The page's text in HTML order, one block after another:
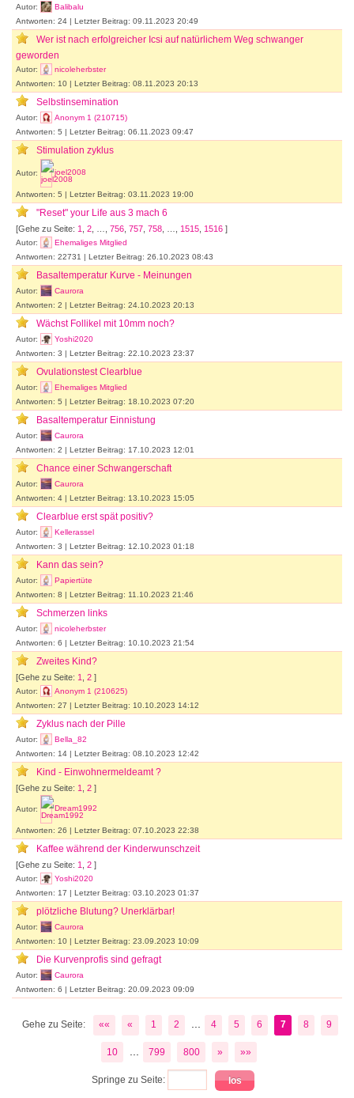
Autor:
Balibalu
Antworten: 24 | Letzter Beitrag: 09.11.2023 20:49
Wer ist nach erfolgreicher Icsi auf natürlichem Weg schwanger
geworden
Autor:
nicoleherbster
Antworten: 10 | Letzter Beitrag: 08.11.2023 20:13
Selbstinsemination
Autor:
Anonym 1 (210715)
Antworten: 5 | Letzter Beitrag: 06.11.2023 09:47
Stimulation zyklus
Autor: joel2008
Antworten: 5 | Letzter Beitrag: 03.11.2023 19:00
"Reset" your Life aus 3 mach 6
[Gehe zu Seite: 1 2 756 757 758 1515 1516 ]
Autor:
Ehemaliges Mitglied
Antworten: 22731 | Letzter Beitrag: 26.10.2023 08:43
Basaltemperatur Kurve - Meinungen
Autor:
Caurora
Antworten: 2 | Letzter Beitrag: 24.10.2023 20:13
Wächst Follikel mit 10mm noch?
Autor:
Yoshi2020
Antworten: 3 | Letzter Beitrag: 22.10.2023 23:37
Ovulationstest Clearblue
Autor:
Ehemaliges Mitglied
Antworten: 5 | Letzter Beitrag: 18.10.2023 07:20
Basaltemperatur Einnistung
Autor:
Caurora
Antworten: 2 | Letzter Beitrag: 17.10.2023 12:01
Chance einer Schwangerschaft
Autor:
Caurora
Antworten: 4 | Letzter Beitrag: 13.10.2023 15:05
Clearblue erst spät positiv?
Autor:
Kellerassel
Antworten: 3 | Letzter Beitrag: 12.10.2023 01:18
Kann das sein?
Autor:
Papiertüte
Antworten: 8 | Letzter Beitrag: 11.10.2023 21:46
Schmerzen links
Autor:
nicoleherbster
Antworten: 6 | Letzter Beitrag: 10.10.2023 21:54
Zweites Kind?
[Gehe zu Seite: 1 2 ]
Autor:
Anonym 1 (210625)
Antworten: 27 | Letzter Beitrag: 10.10.2023 14:12
Zyklus nach der Pille
Autor:
Bella_82
Antworten: 14 | Letzter Beitrag: 08.10.2023 12:42
Kind - Einwohnermeldeamt ?
[Gehe zu Seite: 1 2 ]
Autor: Dream1992
Antworten: 26 | Letzter Beitrag: 07.10.2023 22:38
Kaffee während der Kinderwunschzeit
[Gehe zu Seite: 1 2 ]
Autor:
Yoshi2020
Antworten: 17 | Letzter Beitrag: 03.10.2023 01:37
plötzliche Blutung? Unerklärbar!
Autor:
Caurora
Antworten: 10 | Letzter Beitrag: 23.09.2023 10:09
Die Kurvenprofis sind gefragt
Autor:
Caurora
Antworten: 6 | Letzter Beitrag: 20.09.2023 09:09
Gehe zu Seite: «« « 1 2 4 5 6 7 8 9
10 799 800 » »»
Springe zu Seite: